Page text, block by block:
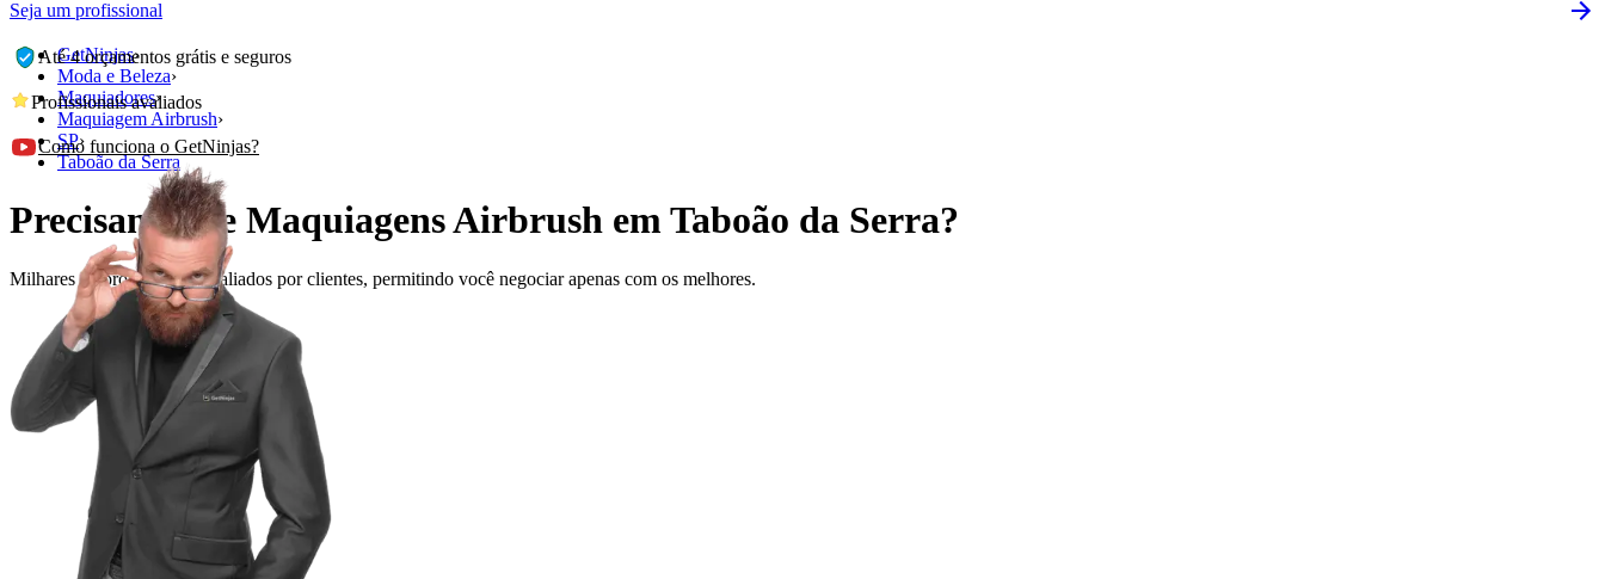
Seja um profissional
GetNinjas›
Moda e Beleza›
Maquiadores›
Maquiagem Airbrush›
SP›
Taboão da Serra
Precisando de Maquiagens Airbrush em Taboão da Serra?
Milhares de profissionais avaliados por clientes, permitindo você negociar apenas com os melhores.
Até 4 orçamentos grátis e seguros
Profissionais avaliados
Como funciona o GetNinjas?